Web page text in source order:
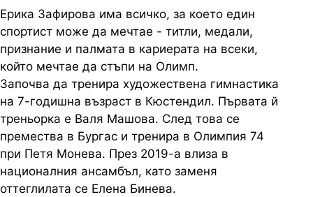
Ерика Зафирова има всичко, за което един
спортист може да мечтае - титли, медали,
признание и палмата в кариерата на всеки,
който мечтае да стъпи на Олимп.
Започва да тренира художествена гимнастика
на 7-годишна възраст в Кюстендил. Първата й
треньорка е Валя Машова. След това се
премества в Бургас и тренира в Олимпия 74
при Петя Монева. През 2019-а влиза в
националния ансамбъл, като заменя
оттеглилата се Елена Бинева.